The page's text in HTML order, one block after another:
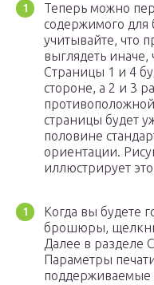
Теперь можно
содержимого
учитывайте, что
выглядеть
Страницы 1 и 4
стороне, а 2 и 3
страницы будет
половине
ориентации.
иллюстрирует
Когда вы будете
брошюры,
Далее в разделе
Параметры